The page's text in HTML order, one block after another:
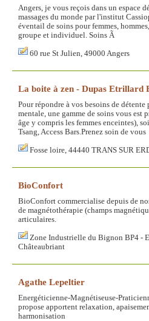
Angers, je vous reçois dans un espace
massages du monde par l'institut
éventail de soins pour femmes,
groupe et individuel. Soins Ã
60 rue St Julien, 49000 Angers
La boite à zen - Dupas Etrillard
Pour répondre à vos besoins de
mentale, une gamme de soins vous est
âge y compris les femmes enceintes),
Tsang, Access Bars.Prenez soin de vous
Fosse loire, 44440 TRANS SUR
BioConfort
BioConfort commercialise depuis de
de magnétothérapie (champs
articulaires.
Zone Industrielle du Bignon BP4 -
Châteaubriant
Agathe Lepeltier
Energéticienne-Magnétiseuse-
propose apportent relaxation,
harmonisation